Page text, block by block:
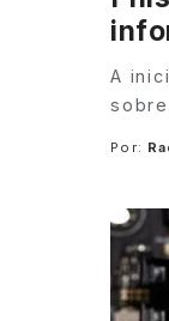
A
Posted
Por: